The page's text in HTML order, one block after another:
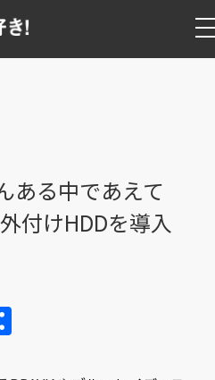
ある中であえて
付けHDDを導入